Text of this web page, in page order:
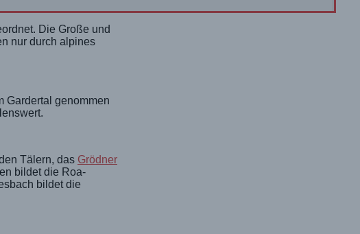
Die Große und
nur durch alpines
Gardertal genommen
Tälern, das Grödner
bildet die Roa-
bildet die